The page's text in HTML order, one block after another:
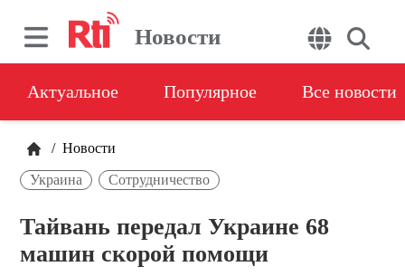
Новости
Актуальное Популярное Все новости
/ Новости
Украина Сотрудничество
Тайвань передал Украине 68
машин скорой помощи